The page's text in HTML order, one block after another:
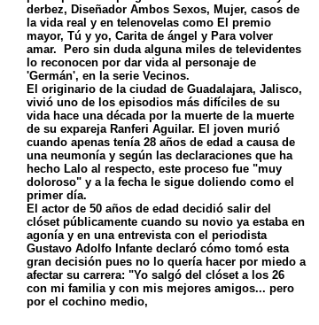
derbez, Diseñador Ambos Sexos, Mujer, casos de
la vida real y en telenovelas como El premio
mayor, Tú y yo, Carita de ángel y Para volver
amar. Pero sin duda alguna miles de televidentes
lo reconocen por dar vida al personaje de
'Germán', en la serie Vecinos.
El originario de la ciudad de Guadalajara, Jalisco,
vivió uno de los episodios más difíciles de su
vida hace una década por la muerte de la muerte
de su expareja Ranferi Aguilar. El joven murió
cuando apenas tenía 28 años de edad a causa de
una neumonía y según las declaraciones que ha
hecho Lalo al respecto, este proceso fue "muy
doloroso" y a la fecha le sigue doliendo como el
primer día.
El actor de 50 años de edad decidió salir del
clóset públicamente cuando su novio ya estaba en
agonía y en una entrevista con el periodista
Gustavo Adolfo Infante declaró cómo tomó esta
gran decisión pues no lo quería hacer por miedo a
afectar su carrera: "Yo salgó del clóset a los 26
con mi familia y con mis mejores amigos... pero
por el cochino medio,